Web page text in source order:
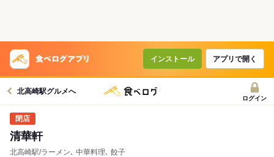
インストール アプリで開く
北高崎駅グルメへ
ログイン
清華軒
北高崎駅/ラーメン､ 中華料理､ 餃子